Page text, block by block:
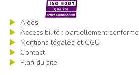
Aides
Accessibilité : partiellement conforme
Mentions légales et CGU
Contact
Plan du site